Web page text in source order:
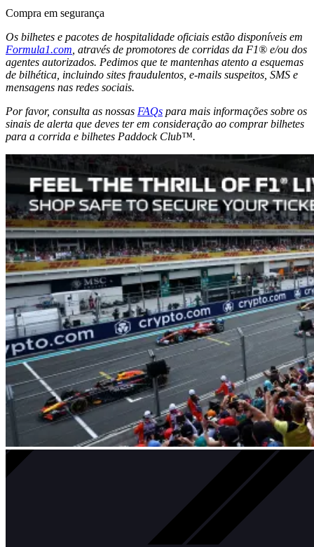
Compra em segurança
Os bilhetes e pacotes de hospitalidade oficiais estão disponíveis em
Formula1.com , através de promotores de corridas da F1® e/ou dos
agentes autorizados. Pedimos que te mantenhas atento a esquemas
de bilhética, incluindo sites fraudulentos, e-mails suspeitos, SMS e
mensagens nas redes sociais.
Por favor, consulta as nossas FAQs para mais informações sobre os
sinais de alerta que deves ter em consideração ao comprar bilhetes
para a corrida e bilhetes Paddock Club™.